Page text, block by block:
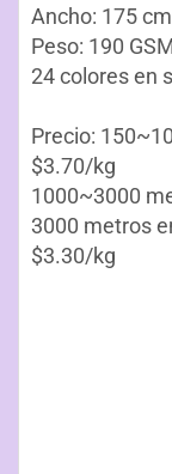
Ancho: 175 cm
Peso: 190
24 colores en
Precio:
$3.70/kg
1000~3000
3000 metros
$3.30/kg